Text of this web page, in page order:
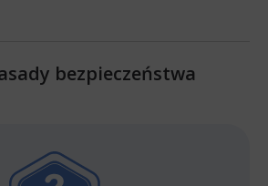
bezpieczeństwa